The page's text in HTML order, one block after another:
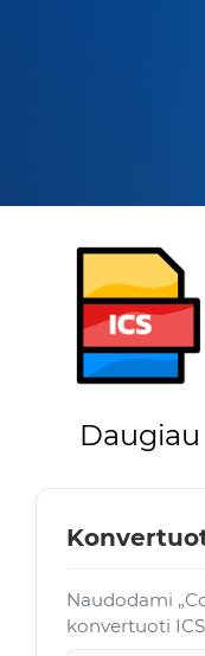
Daugiau
Naudodami
konvertuoti